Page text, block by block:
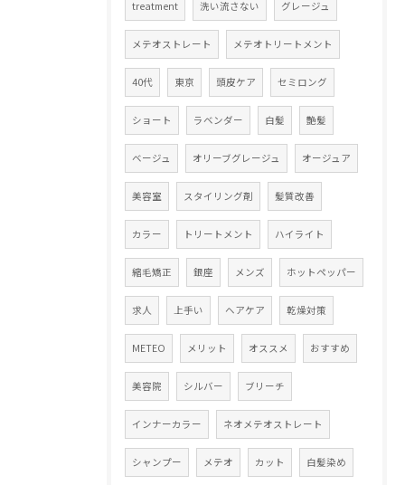
treatment 洗い流さない グレージュ
メテオストレート メテオトリートメント
40代 東京 頭皮ケア セミロング
ショート ラベンダー 白髪 艶髪
ベージュ オリーブグレージュ オージュア
美容室 スタイリング剤 髪質改善
カラー トリートメント ハイライト
縮毛矯正 銀座 メンズ ホットペッパー
求人 上手い ヘアケア 乾燥対策
METEO メリット オススメ おすすめ
美容院 シルバー ブリーチ
インナーカラー ネオメテオストレート
シャンプー メテオ カット 白髪染め